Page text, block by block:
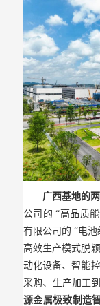
广西基地的
公司的 “高品质
有限公司的 “电
高效生产模式脱
动化设备、智能
采购、生产加工
源金属极致制造